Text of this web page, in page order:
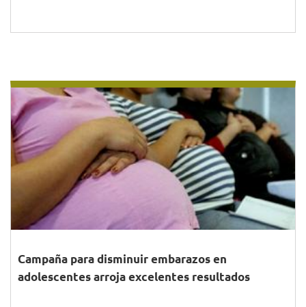
Campaña para disminuir embarazos en
adolescentes arroja excelentes resultados